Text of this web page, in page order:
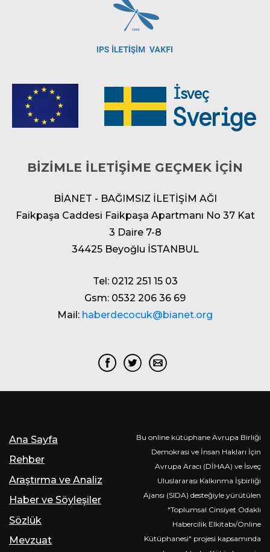
BİZİMLE İLETİŞİME GEÇMEK İÇİN
BİANET - BAĞIMSIZ İLETİŞİM AĞI
Faikpaşa Caddesi Faikpaşa Apartmanı No 37 Kat
3 Daire 7-8
34425 Beyoğlu İSTANBUL
Tel: 0212 251 15 03
Gsm: 0532 206 36 69
Mail: haberdecocuk@bianet.org
Ana Sayfa
Rehber
Araştırma ve Analiz
Haber ve Söyleşiler
Sözlük
Mevzuat
Bu online kütüphane Avrupa Birliği
Demokrasi ve İnsan Hakları İçin
Avrupa Aracı (DİHAA) ve İsveç
Uluslararası Kalkınma İşbirliği
Ajansı (SIDA) desteğiyle yürütülen
"Toplumsal Cinsiyet Odaklı
Habercilik Elkitabı/Online
Kütüphanesi" projesi kapsamında